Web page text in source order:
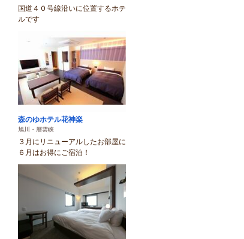
国道４０号線沿いに位置するホテ
ルです
森のゆホテル花神楽
旭川・層雲峡
３月にリニューアルしたお部屋に
６月はお得にご宿泊！